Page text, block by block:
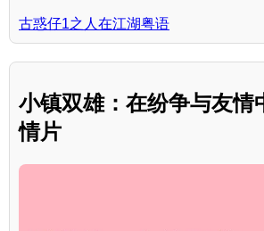
古惑仔1之人在江湖粤语
小镇双雄：在纷争与友情
情片